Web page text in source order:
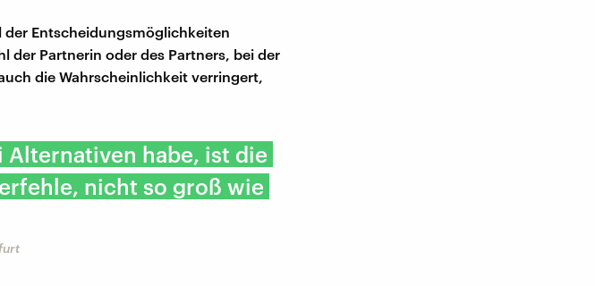
der Entscheidungsmöglichkeiten
der Partnerin oder des Partners, bei der
die Wahrscheinlichkeit verringert,
habe, ist die
nicht so groß wie